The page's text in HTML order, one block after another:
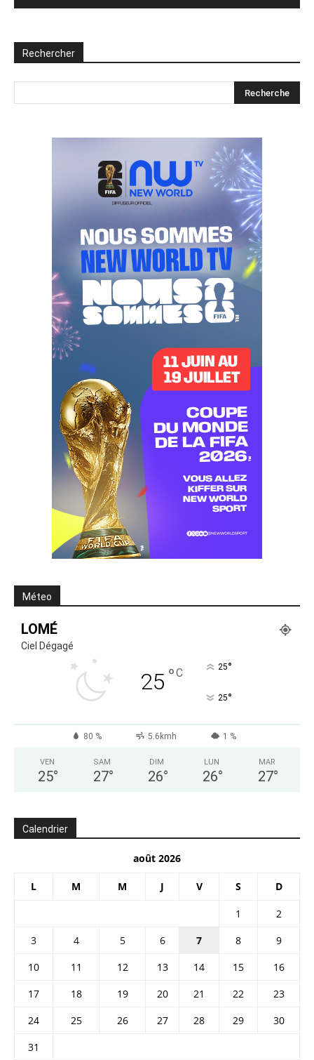
Rechercher
Méteo
LOMÉ
Ciel Dégagé
25 °C 25°
25°
80 % 5.6kmh 1 %
VEN
25°
SAM
27°
DIM
26°
LUN
26°
MAR
27°
Calendrier
août 2026
L M M J V S D
1
2
3
4 5 6 7 8
9
10
11 12 13 14 15
16
17
18 19 20 21 22
23
24
25 26 27 28 29
30
31